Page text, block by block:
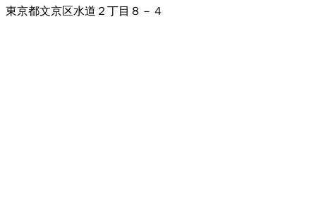
東京都文京区水道２丁目８－４